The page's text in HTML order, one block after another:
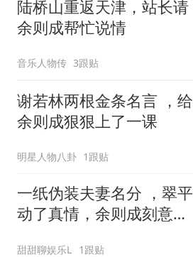
陆桥山重返天津，站长请
余则成帮忙说情
音乐人物传 3跟贴
谢若林两根金条名言 ，给
余则成狠狠上了一课
明星人物八卦 1跟贴
一纸伪装夫妻名分 ，翠平
动了真情，余则成刻意回
甜甜聊娱乐L 1跟贴